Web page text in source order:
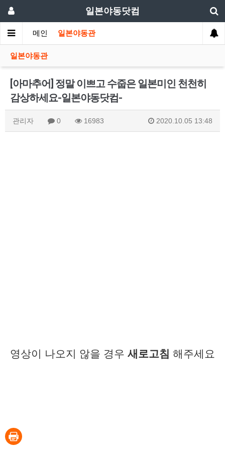
일본야동닷컴
메인 일본야동관
일본야동관
[아마추어] 정말 이쁘고 수줍은 일본미인 천천히
감상하세요-일본야동닷컴-
관리자 0 16983 2020.10.05 13:48
영상이 나오지 않을 경우 새로고침 해주세요